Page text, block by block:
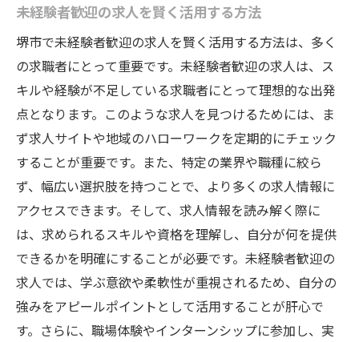
未経験者歓迎の求人を賢く活用する方法
堺市で未経験者歓迎の求人を賢く活用する方法は、多く
の求職者にとって重要です。未経験者歓迎の求人は、ス
キルや経験が不足している求職者にとって理想的な出発
点となります。このような求人を見つけるためには、ま
ず求人サイトや地域のハローワークを定期的にチェック
することが重要です。また、特定の業界や職種に絞ら
ず、幅広い選択肢を持つことで、より多くの求人情報に
アクセスできます。そして、求人情報を読み解く際に
は、求められるスキルや資格を理解し、自分が何を提供
できるかを明確にすることが必要です。未経験者歓迎の
求人では、学ぶ意欲や柔軟性が重視されるため、自分の
強みをアピールポイントとして活用することが肝心で
す。さらに、職場体験やインターンシップに参加し、実